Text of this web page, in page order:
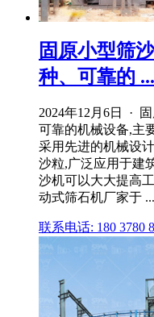
固原小型筛
种、可靠的 ...
2024年12月6日 ·
可靠的机械设备,主
采用先进的机械设
沙粒,广泛应用于建
沙机可以大大提高
动式筛石机厂家于 ...
联系电话: 180 3780